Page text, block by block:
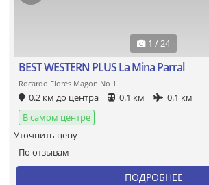
1 / 24
BEST WESTERN PLUS La Mina Parral
Rocardo Flores Magon No 1
0.2 км до центра 0.1 км
0.1 км
В самом центре
По отзывам
Уточнить цену
ПОДРОБНЕЕ